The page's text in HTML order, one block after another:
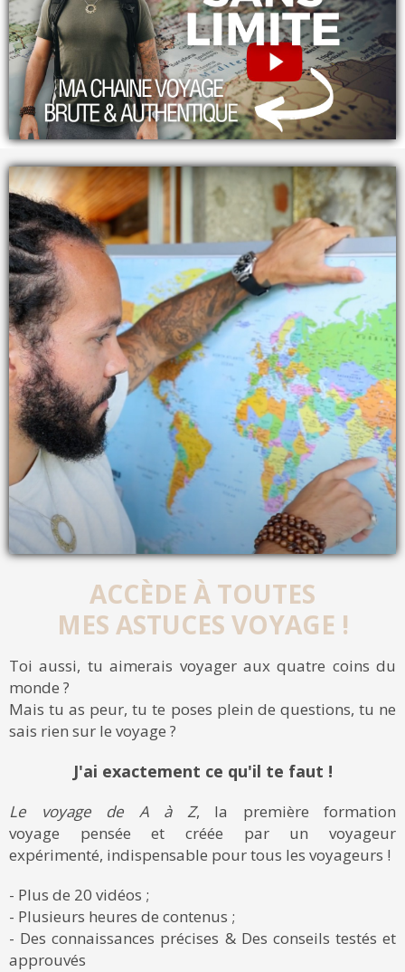
ACCÈDE À TOUTES
MES ASTUCES VOYAGE !
Toi aussi, tu aimerais voyager aux quatre coins du
monde ?
Mais tu as peur, tu te poses plein de questions, tu ne
sais rien sur le voyage ?
J'ai exactement ce qu'il te faut !
Le voyage de A à Z, la première formation
voyage pensée et créée par un voyageur
expérimenté, indispensable pour tous les voyageurs !
- Plus de 20 vidéos ;
- Plusieurs heures de contenus ;
- Des connaissances précises & Des conseils testés et
approuvés